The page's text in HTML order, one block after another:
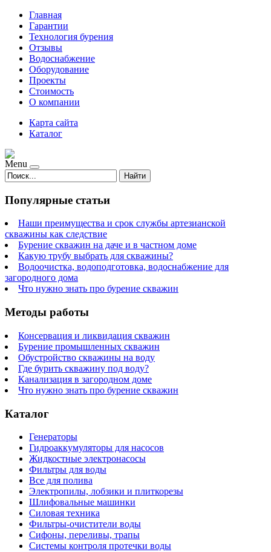
Главная
Гарантии
Технология бурения
Отзывы
Водоснабжение
Оборудование
Проекты
Стоимость
О компании
Карта сайта
Каталог
Menu
Найти
Популярные статьи
Наши преимущества и срок службы артезианской
скважины как следствие
Бурение скважин на даче и в частном доме
Какую трубу выбрать для скважины?
Водоочистка, водоподготовка, водоснабжение для
загородного дома
Что нужно знать про бурение скважин
Методы работы
Консервация и ликвидация скважин
Бурение промышленных скважин
Обустройство скважины на воду
Где бурить скважину под воду?
Канализация в загородном доме
Что нужно знать про бурение скважин
Каталог
Генераторы
Гидроаккумуляторы для насосов
Жидкостные электронасосы
Фильтры для воды
Все для полива
Электропилы, лобзики и плиткорезы
Шлифовальные машинки
Силовая техника
Фильтры-очистители воды
Сифоны, переливы, трапы
Системы контроля протечки воды